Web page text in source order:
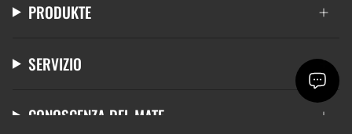
PRODUKTE
SERVIZIO
CONOSCENZA DEL MATE